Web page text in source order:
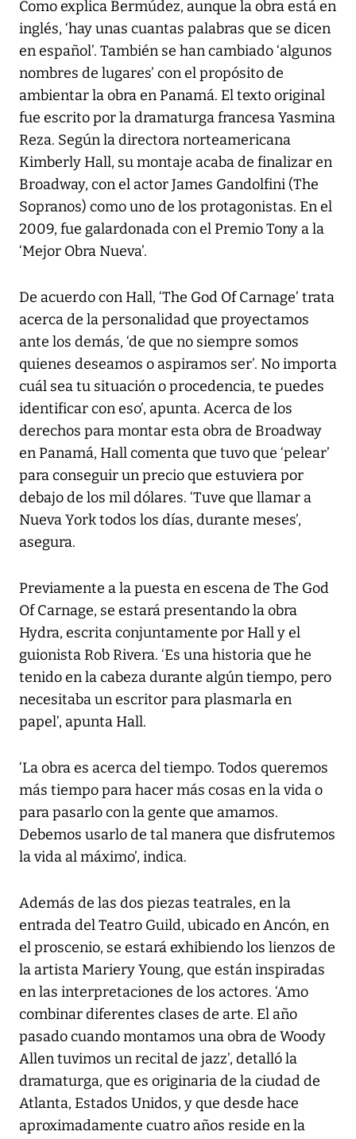
Como explica Bermúdez, aunque la obra está en
inglés, ‘hay unas cuantas palabras que se dicen
en español’. También se han cambiado ‘algunos
nombres de lugares’ con el propósito de
ambientar la obra en Panamá. El texto original
fue escrito por la dramaturga francesa Yasmina
Reza. Según la directora norteamericana
Kimberly Hall, su montaje acaba de finalizar en
Broadway, con el actor James Gandolfini (The
Sopranos) como uno de los protagonistas. En el
2009, fue galardonada con el Premio Tony a la
‘Mejor Obra Nueva’.
De acuerdo con Hall, ‘The God Of Carnage’ trata
acerca de la personalidad que proyectamos
ante los demás, ‘de que no siempre somos
quienes deseamos o aspiramos ser’. No importa
cuál sea tu situación o procedencia, te puedes
identificar con eso’, apunta. Acerca de los
derechos para montar esta obra de Broadway
en Panamá, Hall comenta que tuvo que ‘pelear’
para conseguir un precio que estuviera por
debajo de los mil dólares. ‘Tuve que llamar a
Nueva York todos los días, durante meses’,
asegura.
Previamente a la puesta en escena de The God
Of Carnage, se estará presentando la obra
Hydra, escrita conjuntamente por Hall y el
guionista Rob Rivera. ‘Es una historia que he
tenido en la cabeza durante algún tiempo, pero
necesitaba un escritor para plasmarla en
papel’, apunta Hall.
‘La obra es acerca del tiempo. Todos queremos
más tiempo para hacer más cosas en la vida o
para pasarlo con la gente que amamos.
Debemos usarlo de tal manera que disfrutemos
la vida al máximo’, indica.
Además de las dos piezas teatrales, en la
entrada del Teatro Guild, ubicado en Ancón, en
el proscenio, se estará exhibiendo los lienzos de
la artista Mariery Young, que están inspiradas
en las interpretaciones de los actores. ‘Amo
combinar diferentes clases de arte. El año
pasado cuando montamos una obra de Woody
Allen tuvimos un recital de jazz’, detalló la
dramaturga, que es originaria de la ciudad de
Atlanta, Estados Unidos, y que desde hace
aproximadamente cuatro años reside en la